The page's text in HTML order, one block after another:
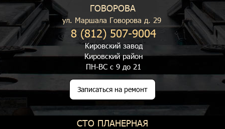
ГОВОРОВА
ул. Маршала Говорова д. 29
8 (812) 507-9004
Кировский завод
Кировский район
ПН-ВС с 9 до 21
Записаться на ремонт
СТО ПЛАНЕРНАЯ